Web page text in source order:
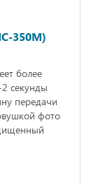
350M)
более
секунды
передачи
фото
время без